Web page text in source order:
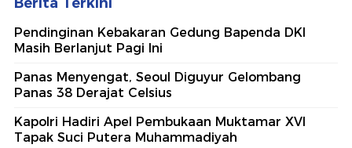
Berita Terkini
Pendinginan Kebakaran Gedung Bapenda DKI
Masih Berlanjut Pagi Ini
Panas Menyengat, Seoul Diguyur Gelombang
Panas 38 Derajat Celsius
Kapolri Hadiri Apel Pembukaan Muktamar XVI
Tapak Suci Putera Muhammadiyah